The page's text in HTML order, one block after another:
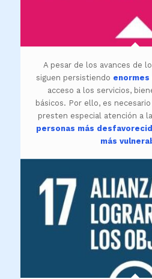
A pesar de los avances de
siguen persistiendo enormes
acceso a los servicios,
básicos. Por ello, es
presten especial atención a
personas más
más